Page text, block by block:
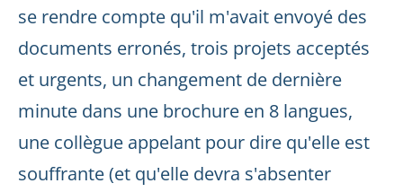
se rendre compte qu'il m'avait envoyé des
documents erronés, trois projets acceptés
et urgents, un changement de dernière
minute dans une brochure en 8 langues,
une collègue appelant pour dire qu'elle est
souffrante (et qu'elle devra s'absenter